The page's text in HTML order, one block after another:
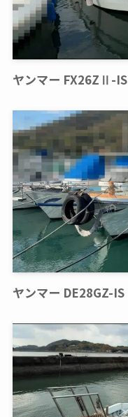
ヤンマー FX26ZⅡ-IS
ヤンマー DE28GZ-IS